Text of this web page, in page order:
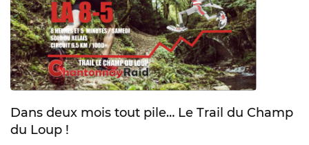
Dans deux mois tout pile… Le Trail du Champ
du Loup !